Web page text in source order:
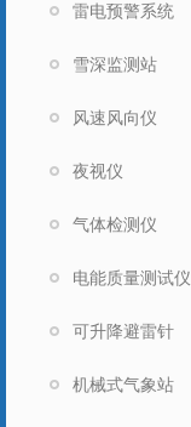
雷电预警系统
雪深监测站
风速风向仪
夜视仪
气体检测仪
电能质量测试仪
可升降避雷针
机械式气象站